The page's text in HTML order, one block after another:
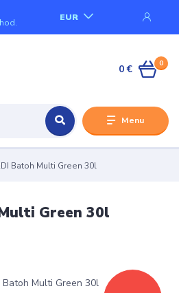
Menu
EUR
0
0 €
Batoh Multi Green 30l
Green 30l